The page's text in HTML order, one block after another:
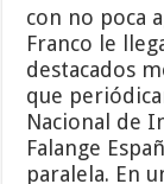
con no poca
Franco le
destacados
que
Nacional de
Falange
paralela. En